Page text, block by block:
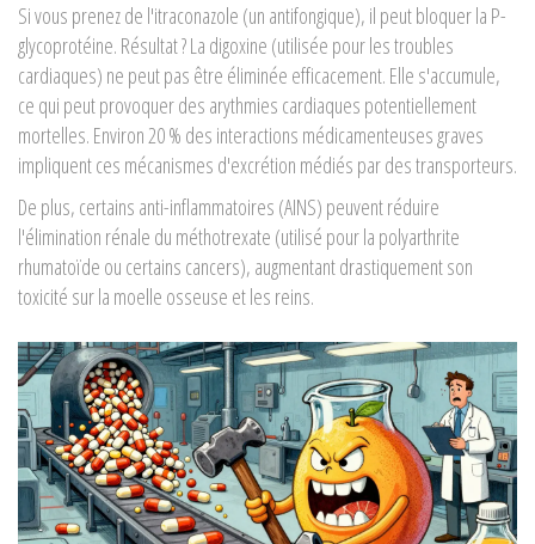
Si vous prenez de l'itraconazole (un antifongique), il peut bloquer la P-
glycoprotéine. Résultat ? La digoxine (utilisée pour les troubles
cardiaques) ne peut pas être éliminée efficacement. Elle s'accumule,
ce qui peut provoquer des arythmies cardiaques potentiellement
mortelles. Environ 20 % des interactions médicamenteuses graves
impliquent ces mécanismes d'excrétion médiés par des transporteurs.
De plus, certains anti-inflammatoires (AINS) peuvent réduire
l'élimination rénale du méthotrexate (utilisé pour la polyarthrite
rhumatoïde ou certains cancers), augmentant drastiquement son
toxicité sur la moelle osseuse et les reins.